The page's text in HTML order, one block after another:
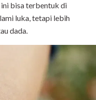
bisa terbentuk di
luka, tetapi lebih
dada.